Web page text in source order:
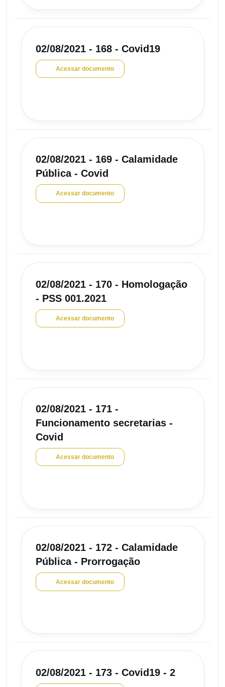
02/08/2021 - 168 - Covid19
Acessar documento
02/08/2021 - 169 - Calamidade
Pública - Covid
Acessar documento
02/08/2021 - 170 - Homologação
- PSS 001.2021
Acessar documento
02/08/2021 - 171 -
Funcionamento secretarias -
Covid
Acessar documento
02/08/2021 - 172 - Calamidade
Pública - Prorrogação
Acessar documento
02/08/2021 - 173 - Covid19 - 2